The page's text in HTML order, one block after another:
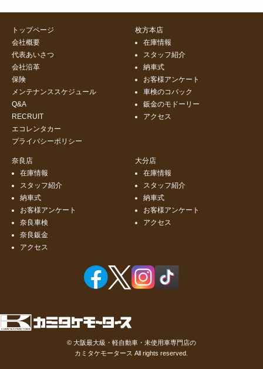
トップページ
会社概要
代表あいさつ
会社沿革
保険
メンテナンススケジュール
Q&A
RECRUIT
エコレンタカー
プライバシーポリシー
枚方本店
在庫情報
スタッフ紹介
納車式
お客様アンケート
車検のコバック
鈑金のモドーリー
アクセス
奈良店
在庫情報
スタッフ紹介
納車式
お客様アンケート
奈良車検
奈良鈑金
アクセス
大分店
在庫情報
スタッフ紹介
納車式
お客様アンケート
アクセス
© 大阪最大級・軽自動車・未使用車専門店の
カミタケモータース All rights reserved.